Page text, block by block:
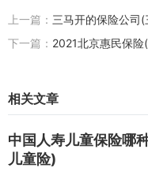
上一篇： 三马开的保险公司
下一篇： 2021北京惠民保险(北
相关文章
中国人寿儿童保险哪
儿童险)